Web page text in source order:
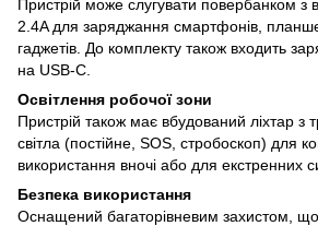
Пристрій може слугувати повербанком з
2.4A для заряджання смартфонів,
гаджетів. До комплекту також входить
на USB-C.
Освітлення робочої зони
Пристрій також має вбудований ліхтар
світла (постійне, SOS, стробоскоп) для
використання вночі або для екстренних
Безпека використання
Оснащений багаторівневим захистом, що